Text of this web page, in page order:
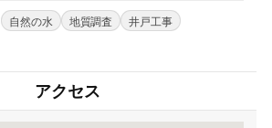
自然の水 地質調査 井戸工事
アクセス